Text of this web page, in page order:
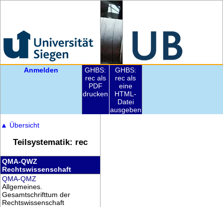
Anmelden
GHBS:
rec als
PDF
drucken
GHBS:
rec als
eine
HTML-
Datei
ausgeben
▲ Übersicht
Teilsystematik: rec
QMA-QWZ
Rechtswissenschaft
QMA-QMZ
Allgemeines.
Gesamtschrifttum der
Rechtswissenschaft